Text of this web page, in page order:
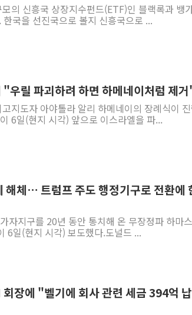
의 신흥국 상장지수펀드(ETF)인 블랙록과 뱅
국을 선진국으로 볼지 신흥국으로 ...
우릴 파괴하려 하면 하메네이처럼 제
지도자 아야톨라 알리 하메네이의 장례식이
6일(현지 시각) 앞으로 이스라엘을 파...
해체… 트럼프 주도 행정기구로 전환에
자지구를 20년 동안 통치해 온 무장정파 하마
6일(현지 시각) 보도했다.도널드 ...
장에 "벨기에 회사 관련 세금 394억